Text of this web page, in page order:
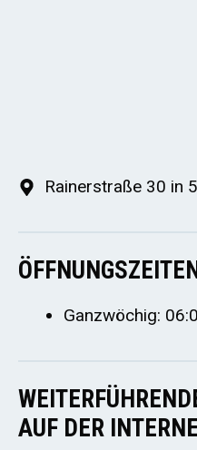
Rainerstraße 30 in
ÖFFNUNGSZEITEN
Ganzwöchig:
AUF DER